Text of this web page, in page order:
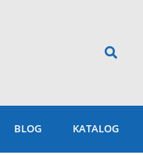
BLOG KATALOG